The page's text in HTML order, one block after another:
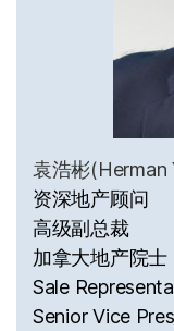
袁浩彬(Herman
资深地产顾问
高级副总裁
加拿大地产院士
Sale
Senior Vice